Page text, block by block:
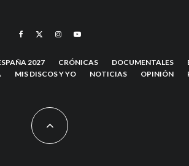
2027 CRÓNICAS DOCUMENTALES
MIS DISCOS Y YO NOTICIAS OPINIÓN